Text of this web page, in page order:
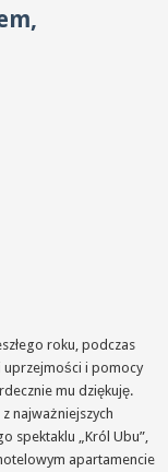
roku, podczas
uprzejmości i pomocy
mu dziękuję.
najważniejszych
spektaklu „Król Ubu”,
apartamencie